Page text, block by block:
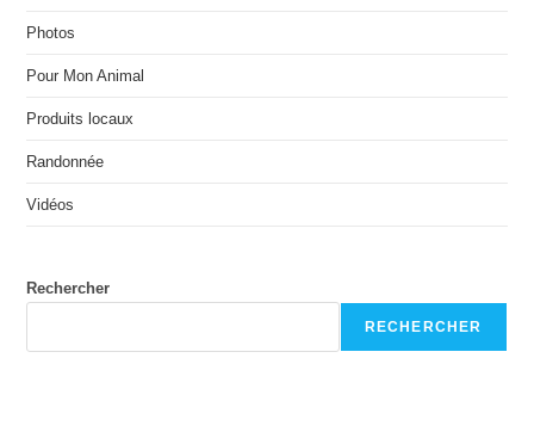
Photos
Pour Mon Animal
Produits locaux
Randonnée
Vidéos
Rechercher
RECHERCHER